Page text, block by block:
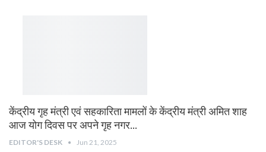
केंद्रीय गृह मंत्री एवं सहकारिता मामलों के केंद्रीय मंत्री अमित शाह
आज योग दिवस पर अपने गृह नगर…
EDITOR'S DESK Jun 21, 2025